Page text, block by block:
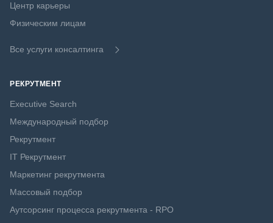
Центр карьеры
Физическим лицам
Все услуги консалтинга
РЕКРУТМЕНТ
Executive Search
Международный подбор
Рекрутмент
IT Рекрутмент
Маркетинг рекрутмента
Массовый подбор
Аутсорсинг процесса рекрутмента - RPO